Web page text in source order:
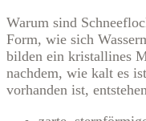
Warum sind
Form, wie sich
bilden ein kristallines
nachdem, wie kalt es
vorhanden ist,